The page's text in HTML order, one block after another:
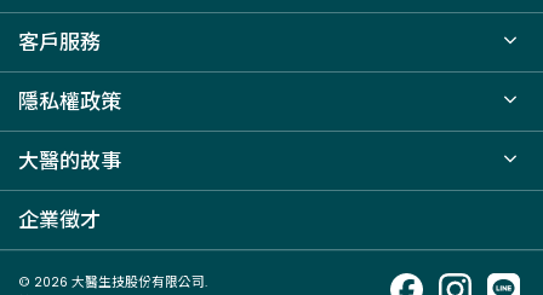
客戶服務
隱私權政策
大醫的故事
企業徵才
© 2026 大醫生技股份有限公司.